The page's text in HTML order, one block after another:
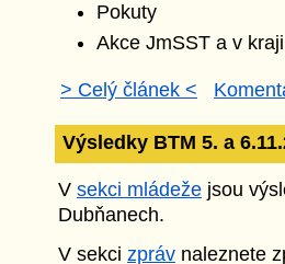
Pokuty
Akce JmSST a v kraji
> Celý článek <
Výsledky BTM 5. a
V sekci mládeže jsou
Dubňanech.
V sekci zpráv naleznete